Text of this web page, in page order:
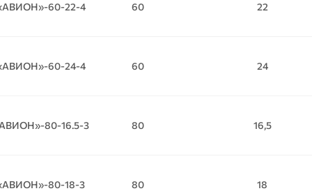
60-22-4 60 22
60-24-4 60 24
80-16.5-3 80 16,5
80-18-3 80 18